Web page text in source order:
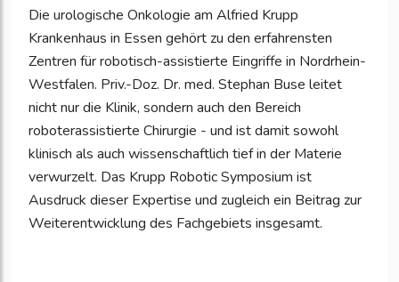
Die urologische Onkologie am Alfried Krupp
Krankenhaus in Essen gehört zu den erfahrensten
Zentren für robotisch-assistierte Eingriffe in Nordrhein-
Westfalen. Priv.-Doz. Dr. med. Stephan Buse leitet
nicht nur die Klinik, sondern auch den Bereich
roboterassistierte Chirurgie - und ist damit sowohl
klinisch als auch wissenschaftlich tief in der Materie
verwurzelt. Das Krupp Robotic Symposium ist
Ausdruck dieser Expertise und zugleich ein Beitrag zur
Weiterentwicklung des Fachgebiets insgesamt.